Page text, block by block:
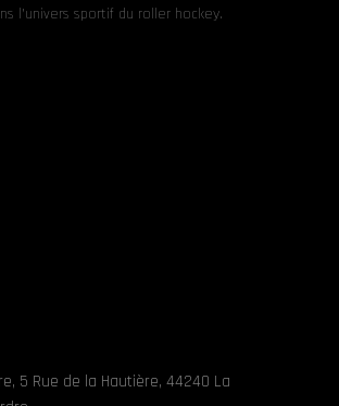
l’univers sportif du roller hockey.
5 Rue de la Hautière, 44240 La